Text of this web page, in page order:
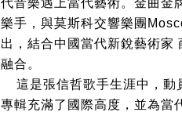
代音樂遇上當代藝術。金曲金
樂手，與莫斯科交響樂團
出，結合中國當代新銳藝術家
融合。
這是張信哲歌手生涯中，動
專輯充滿了國際高度，並為當